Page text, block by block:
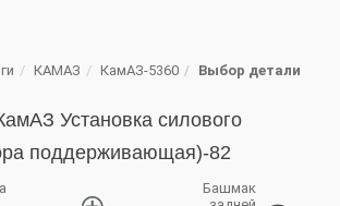
КАМАЗ КамАЗ-5360 Выбор детали
Установка силового
поддерживающая)-82
Башмак